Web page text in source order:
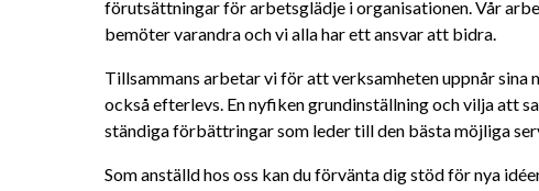
förutsättningar för arbetsglädje i organisationen. Vår
bemöter varandra och vi alla har ett ansvar att bidra.
Tillsammans arbetar vi för att verksamheten uppnår sina
också efterlevs. En nyfiken grundinställning och vilja att
ständiga förbättringar som leder till den bästa möjliga
Som anställd hos oss kan du förvänta dig stöd för nya